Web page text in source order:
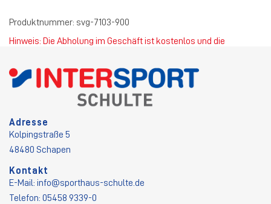
Produktnummer: svg-7103-900
Hinweis: Die Abholung im Geschäft ist kostenlos und die
Adresse
Kolpingstraße 5
48480 Schapen
Kontakt
E-Mail: info@sporthaus-schulte.de
Telefon: 05458 9339-0